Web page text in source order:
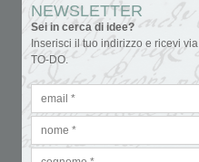
NEWSLETTER
Sei in cerca di idee?
Inserisci il tuo indirizzo e ricevi
TO-DO.